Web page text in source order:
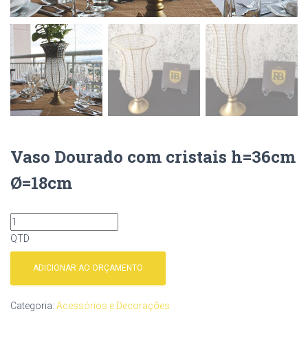
Vaso Dourado com cristais h=36cm
Ø=18cm
QTD
ADICIONAR AO ORÇAMENTO
Categoria: Acessórios e Decorações